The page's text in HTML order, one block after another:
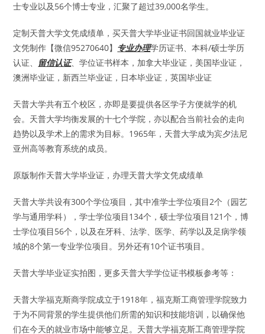
士专业以及56个博士专业，汇聚了超过39,000名学生。
定制天普大学文凭成绩单，买天普大学毕业证书回国就业毕业证
文凭制作【微信95270640】 专业办理学历证书、本科/硕士学历
认证、 留信认证、学位证书样本，加拿大毕业证，美国毕业证，
澳洲毕业证，新西兰毕业证，日本毕业证，英国毕业证
天普大学共有五个校区，亦即是要提供各区学子方便就学的机
会。天普大学均衡发展的十七个学院，亦以配合当前社会的走向
趋势以及学术上的需求为目标。1965年，天普大学成为宾夕法尼
亚州高等教育系统的成员。
原版制作天普大学毕业证，办理天普大学文凭成绩单
天普大学共设有300个学位项目，其中准学士学位项目2个（园艺
学与通用学科），学士学位项目134个，硕士学位项目121个，博
士学位项目56个，以及在牙科、法学、医学、药学以及足病学领
域的8个第一专业学位项目。另外还有10个证书项目。
天普大学毕业证实拍图，更多天普大学学位证书模板参考等：
天普大学福克斯商学院成立于1918年，福克斯工商管理学院致力
于为不同背景的学生提供他们所需的知识和技能培训，以确保他
们在今天的就业市场中能够立足。天普大学福克斯工商管理学院